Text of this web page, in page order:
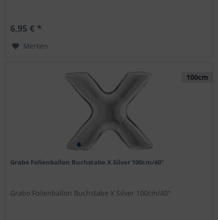
6,95 € *
Merken
100cm
Grabo Folienballon Buchstabe X Silver 100cm/40"
Grabo Folienballon Buchstabe X Silver 100cm/40"